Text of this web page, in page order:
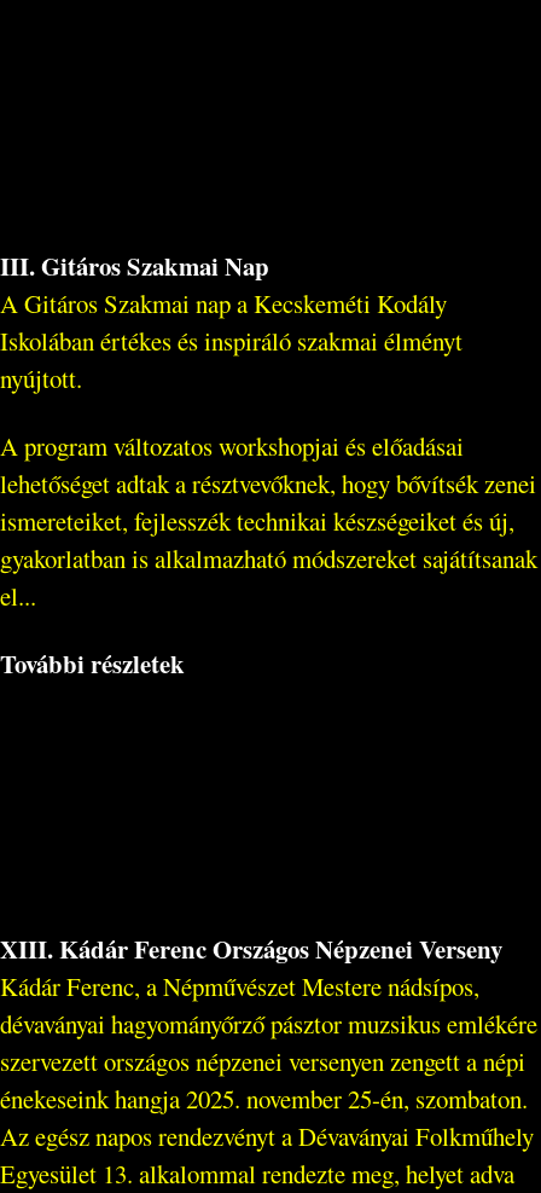
III. Gitáros Szakmai Nap
A Gitáros Szakmai nap a Kecskeméti Kodály
Iskolában értékes és inspiráló szakmai élményt
nyújtott.
A program változatos workshopjai és előadásai
lehetőséget adtak a résztvevőknek, hogy bővítsék zenei
ismereteiket, fejlesszék technikai készségeiket és új,
gyakorlatban is alkalmazható módszereket sajátítsanak
el...
További részletek
XIII. Kádár Ferenc Országos Népzenei Verseny
Kádár Ferenc, a Népművészet Mestere nádsípos,
dévaványai hagyományőrző pásztor muzsikus emlékére
szervezett országos népzenei versenyen zengett a népi
énekeseink hangja 2025. november 25-én, szombaton.
Az egész napos rendezvényt a Dévaványai Folkműhely
Egyesület 13. alkalommal rendezte meg, helyet adva